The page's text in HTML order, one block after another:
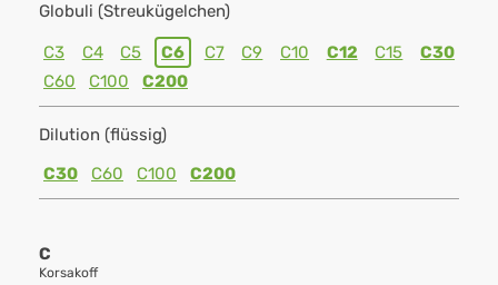
Globuli (Streukügelchen)
C3 C4 C5 C6 C7 C9 C10 C12 C15
C30
C60
C100 C200
Dilution (flüssig)
C30
C60 C100 C200
C
Korsakoff